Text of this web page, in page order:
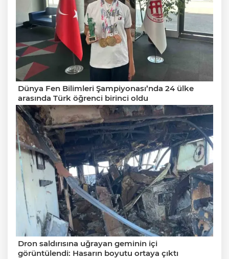
Dünya Fen Bilimleri Şampiyonası’nda 24 ülke
arasında Türk öğrenci birinci oldu
Dron saldırısına uğrayan geminin içi
görüntülendi: Hasarın boyutu ortaya çıktı